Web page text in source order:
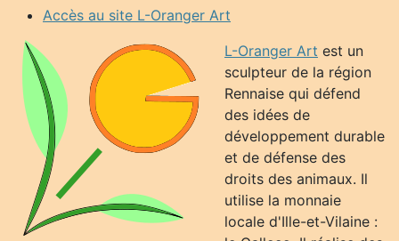
Accès au site L-Oranger Art
L-Oranger Art est un
sculpteur de la région
Rennaise qui défend
des idées de
développement durable
et de défense des
droits des animaux. Il
utilise la monnaie
locale d'Ille-et-Vilaine :